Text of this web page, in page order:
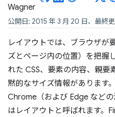
公開日: 2015 年 3 月 20 日、最終
レイアウトでは、ブラウザが
ズとページ内の位置）を把握
れた CSS、要素の内容、親要
黙的なサイズ情報があります
Chrome（および Edge など
はレイアウトと呼ばれます。